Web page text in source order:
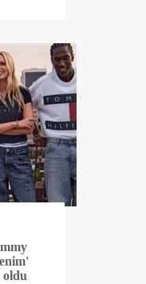
oldu